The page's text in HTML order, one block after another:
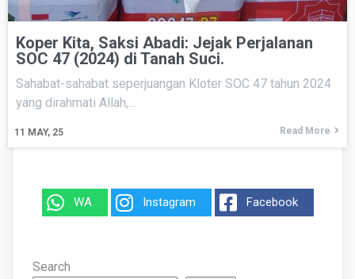
Koper Kita, Saksi Abadi: Jejak Perjalanan
SOC 47 (2024) di Tanah Suci.
11 MAY, 25
Sahabat-sahabat seperjuangan Kloter SOC 47 tahun 2024
yang dirahmati Allah,…
Read More
WA Instagram Facebook
Search